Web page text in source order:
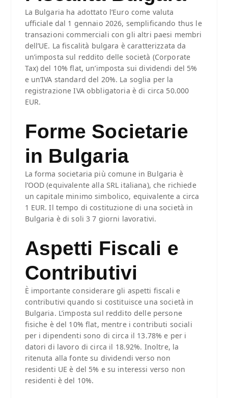
La Bulgaria ha adottato l’Euro come valuta
ufficiale dal 1 gennaio 2026, semplificando thus le
transazioni commerciali con gli altri paesi membri
dell’UE. La fiscalità bulgara è caratterizzata da
un’imposta sul reddito delle società (Corporate
Tax) del 10% flat, un’imposta sui dividendi del 5%
e un’IVA standard del 20%. La soglia per la
registrazione IVA obbligatoria è di circa 50.000
EUR.
Forme Societarie
in Bulgaria
La forma societaria più comune in Bulgaria è
l’OOD (equivalente alla SRL italiana), che richiede
un capitale minimo simbolico, equivalente a circa
1 EUR. Il tempo di costituzione di una società in
Bulgaria è di soli 3 7 giorni lavorativi.
Aspetti Fiscali e
Contributivi
È importante considerare gli aspetti fiscali e
contributivi quando si costituisce una società in
Bulgaria. L’imposta sul reddito delle persone
fisiche è del 10% flat, mentre i contributi sociali
per i dipendenti sono di circa il 13.78% e per i
datori di lavoro di circa il 18.92%. Inoltre, la
ritenuta alla fonte su dividendi verso non
residenti UE è del 5% e su interessi verso non
residenti è del 10%.